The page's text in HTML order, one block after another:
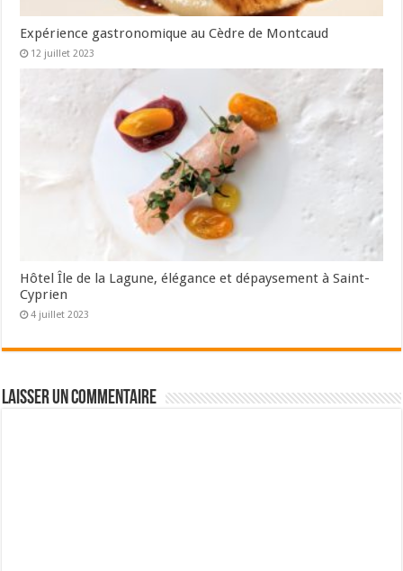
Expérience gastronomique au Cèdre de Montcaud
12 juillet 2023
Hôtel Île de la Lagune, élégance et dépaysement à Saint-
Cyprien
4 juillet 2023
Laisser un commentaire